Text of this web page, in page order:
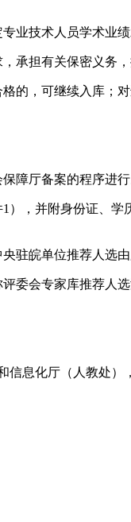
业技术人员学术业绩
承担有关保密义务，
的，可继续入库；
障厅备案的程序进行
，并附身份证、
驻皖单位推荐人选由
委会专家库推荐人选
息化厅（人教处）